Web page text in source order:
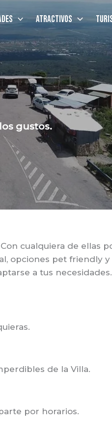
Atractivos
gustos.
cualquiera de ellas
opciones pet friendly
a tus necesidades.
de la Villa.
por horarios.